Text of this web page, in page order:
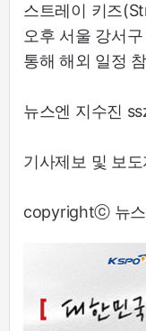
스트레이 키즈
오후 서울 강서
통해 해외 일정
뉴스엔 지수진
기사제보 및 보
copyrightⓒ 뉴스